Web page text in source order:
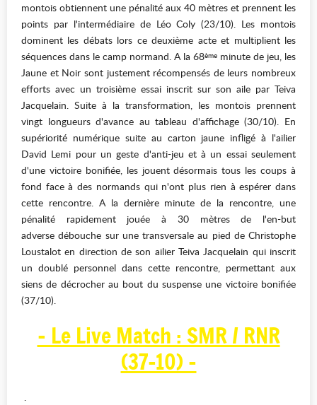
montois obtiennent une pénalité aux 40 mètres et prennent les
points par l'intermédiaire de Léo Coly (23/10). Les montois
dominent les débats lors ce deuxième acte et multiplient les
séquences dans le camp normand. A la 68ème minute de jeu, les
Jaune et Noir sont justement récompensés de leurs nombreux
efforts avec un troisième essai inscrit sur son aile par Teiva
Jacquelain. Suite à la transformation, les montois prennent
vingt longueurs d'avance au tableau d'affichage (30/10). En
supériorité numérique suite au carton jaune infligé à l'ailier
David Lemi pour un geste d'anti-jeu et à un essai seulement
d'une victoire bonifiée, les jouent désormais tous les coups à
fond face à des normands qui n'ont plus rien à espérer dans
cette rencontre. A la dernière minute de la rencontre, une
pénalité rapidement jouée à 30 mètres de l'en-but
adverse débouche sur une transversale au pied de Christophe
Loustalot en direction de son ailier Teiva Jacquelain qui inscrit
un doublé personnel dans cette rencontre, permettant aux
siens de décrocher au bout du suspense une victoire bonifiée
(37/10).
- Le Live Match : SMR / RNR
(37-10) -
.